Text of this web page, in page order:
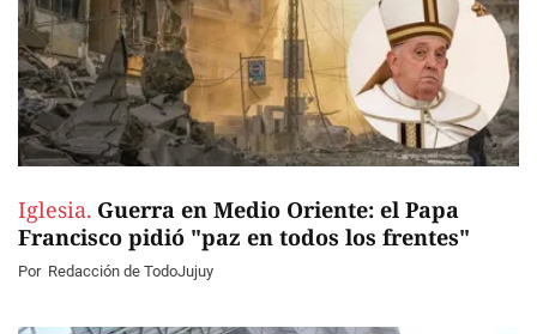
Iglesia. Guerra en Medio Oriente: el Papa
Francisco pidió "paz en todos los frentes"
Por Redacción de TodoJujuy